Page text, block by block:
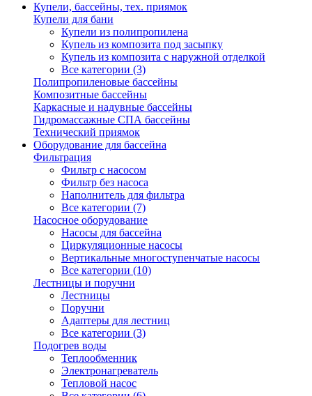
Купели, бассейны, тех. приямок
Купели для бани
Купели из полипропилена
Купель из композита под засыпку
Купель из композита с наружной отделкой
Все категории (3)
Полипропиленовые бассейны
Композитные бассейны
Каркасные и надувные бассейны
Гидромассажные СПА бассейны
Технический приямок
Оборудование для бассейна
Фильтрация
Фильтр с насосом
Фильтр без насоса
Наполнитель для фильтра
Все категории (7)
Насосное оборудование
Насосы для бассейна
Циркуляционные насосы
Вертикальные многоступенчатые насосы
Все категории (10)
Лестницы и поручни
Лестницы
Поручни
Адаптеры для лестниц
Все категории (3)
Подогрев воды
Теплообменник
Электронагреватель
Тепловой насос